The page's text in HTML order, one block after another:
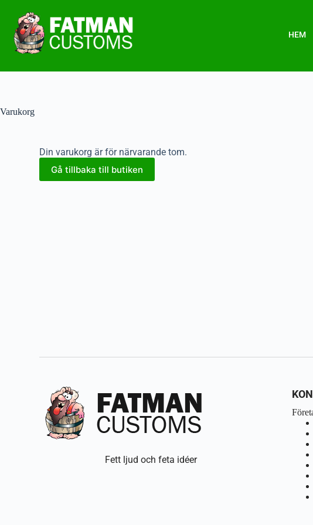
HEM
Varukorg
Din varukorg är för närvarande tom.
Gå tillbaka till butiken
Fett ljud och feta idéer